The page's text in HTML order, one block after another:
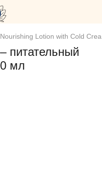
Lotion with Cold
питательный
мл